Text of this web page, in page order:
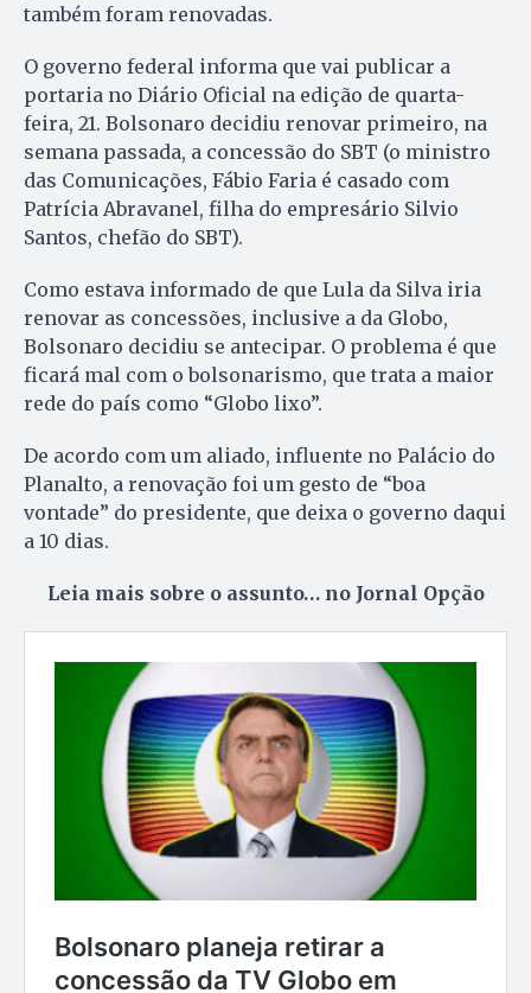
também foram renovadas.
O governo federal informa que vai publicar a
portaria no Diário Oficial na edição de quarta-
feira, 21. Bolsonaro decidiu renovar primeiro, na
semana passada, a concessão do SBT (o ministro
das Comunicações, Fábio Faria é casado com
Patrícia Abravanel, filha do empresário Silvio
Santos, chefão do SBT).
Como estava informado de que Lula da Silva iria
renovar as concessões, inclusive a da Globo,
Bolsonaro decidiu se antecipar. O problema é que
ficará mal com o bolsonarismo, que trata a maior
rede do país como “Globo lixo”.
De acordo com um aliado, influente no Palácio do
Planalto, a renovação foi um gesto de “boa
vontade” do presidente, que deixa o governo daqui
a 10 dias.
Leia mais sobre o assunto… no Jornal Opção